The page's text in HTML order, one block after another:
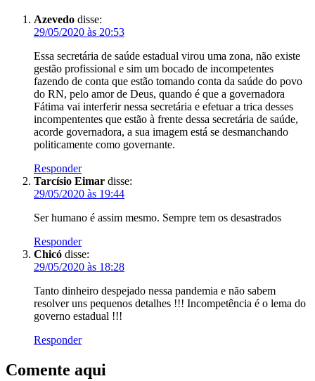
Azevedo disse:
29/05/2020 às 20:53
Essa secretária de saúde estadual virou uma zona, não existe
gestão profissional e sim um bocado de incompetentes
fazendo de conta que estão tomando conta da saúde do povo
do RN, pelo amor de Deus, quando é que a governadora
Fátima vai interferir nessa secretária e efetuar a trica desses
incompententes que estão à frente dessa secretária de saúde,
acorde governadora, a sua imagem está se desmanchando
politicamente como governante.
Responder
Tarcísio Eimar disse:
29/05/2020 às 19:44
Ser humano é assim mesmo. Sempre tem os desastrados
Responder
Chicó disse:
29/05/2020 às 18:28
Tanto dinheiro despejado nessa pandemia e não sabem
resolver uns pequenos detalhes !!! Incompetência é o lema do
governo estadual !!!
Responder
Comente aqui